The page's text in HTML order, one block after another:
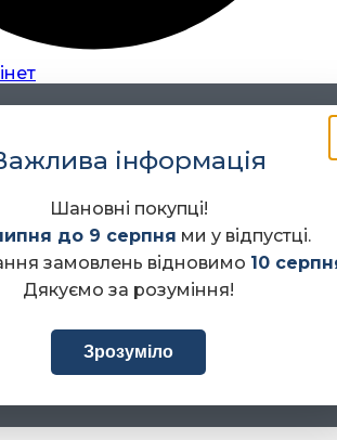
інформація
Шановні покупці!
до 9 серпня ми у відпустці.
замовлень відновимо 10
Дякуємо за розуміння!
Зрозуміло